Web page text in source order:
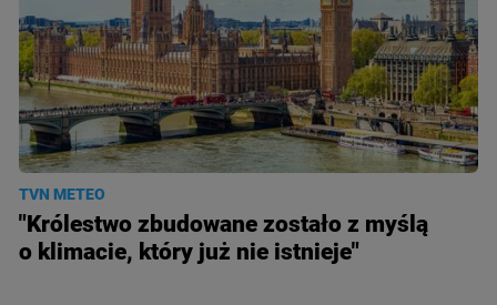
TVN METEO
"Królestwo zbudowane zostało z myślą
o klimacie, który już nie istnieje"